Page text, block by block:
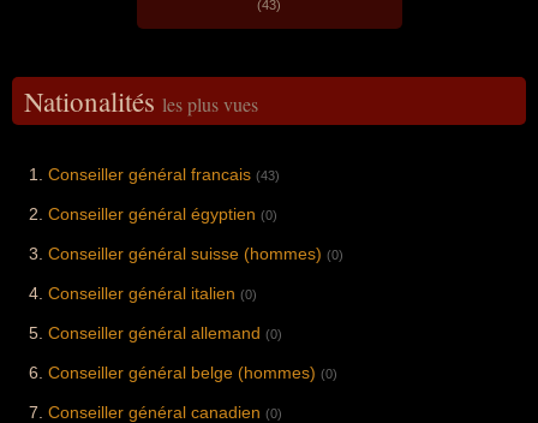
(43)
Nationalités les plus vues
Conseiller général francais (43)
Conseiller général égyptien (0)
Conseiller général suisse (hommes) (0)
Conseiller général italien (0)
Conseiller général allemand (0)
Conseiller général belge (hommes) (0)
Conseiller général canadien (0)